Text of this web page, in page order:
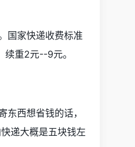
国家快递收费标准
重2元--9元。
西想省钱的话，
递大概是五块钱左